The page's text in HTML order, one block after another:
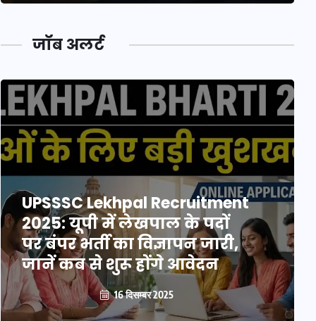
जॉब अलर्ट
UPSSSC Lekhpal Recruitment
2025: यूपी में लेखपाल के पदों
पर बंपर भर्ती का विज्ञापन जारी,
जानें कब से शुरू होंगे आवेदन
16 दिसम्बर 2025